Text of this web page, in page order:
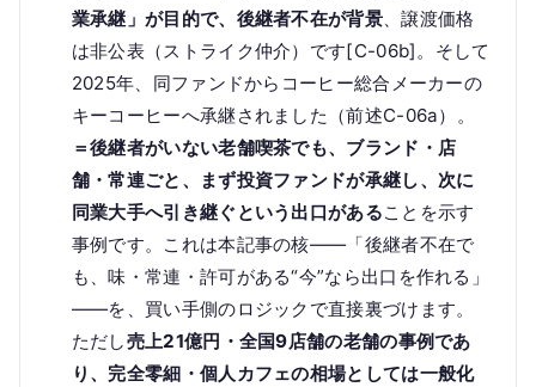
業承継」が目的で、後継者不在が背景、譲渡価格
は非公表（ストライク仲介）です[C-06b]。そして
2025年、同ファンドからコーヒー総合メーカーの
キーコーヒーへ承継されました（前述C-06a）。
＝後継者がいない老舗喫茶でも、ブランド・店
舗・常連ごと、まず投資ファンドが承継し、次に
同業大手へ引き継ぐという出口があることを示す
事例です。これは本記事の核——「後継者不在で
も、味・常連・許可がある“今”なら出口を作れる」
——を、買い手側のロジックで直接裏づけます。
ただし売上21億円・全国9店舗の老舗の事例であ
り、完全零細・個人カフェの相場としては一般化